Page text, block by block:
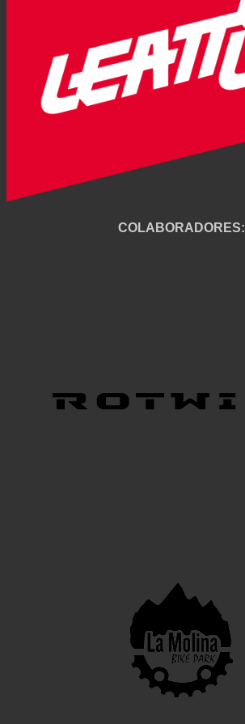
COLABORADORES: